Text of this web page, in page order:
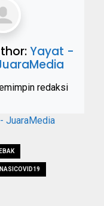
Yayat -
redaksi
JuaraMedia